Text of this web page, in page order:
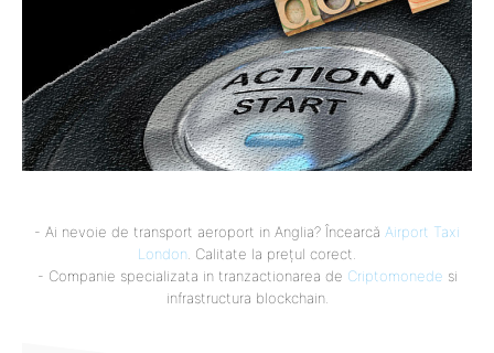
- Ai nevoie de transport aeroport in Anglia? Încearcă Airport Taxi
London. Calitate la prețul corect.
- Companie specializata in tranzactionarea de Criptomonede si
infrastructura blockchain.